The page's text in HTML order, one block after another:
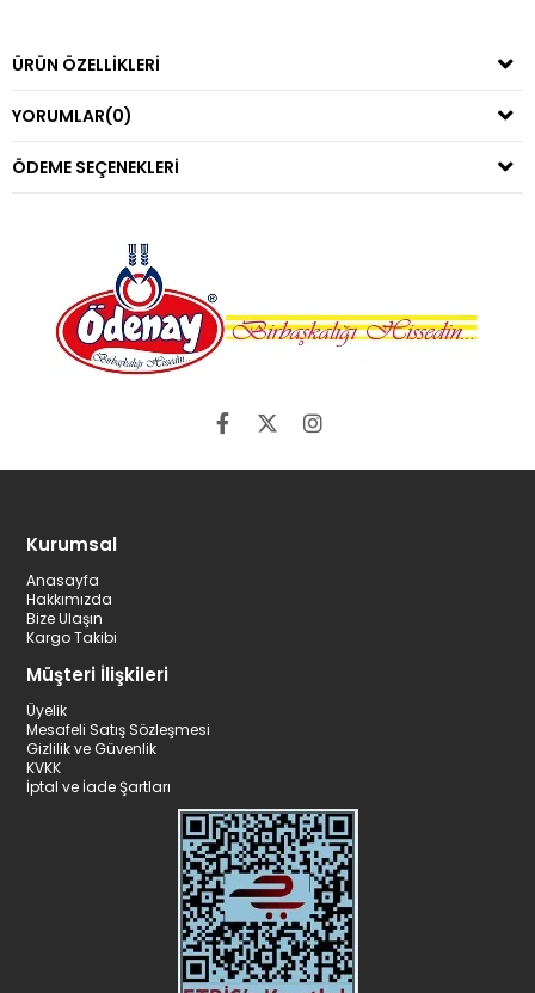
ÜRÜN ÖZELLIKLERI
YORUMLAR(0)
ÖDEME SEÇENEKLERI
Kurumsal
Anasayfa
Hakkımızda
Bize Ulaşın
Kargo Takibi
Müşteri İlişkileri
Üyelik
Mesafeli Satış Sözleşmesi
Gizlilik ve Güvenlik
KVKK
İptal ve İade Şartları